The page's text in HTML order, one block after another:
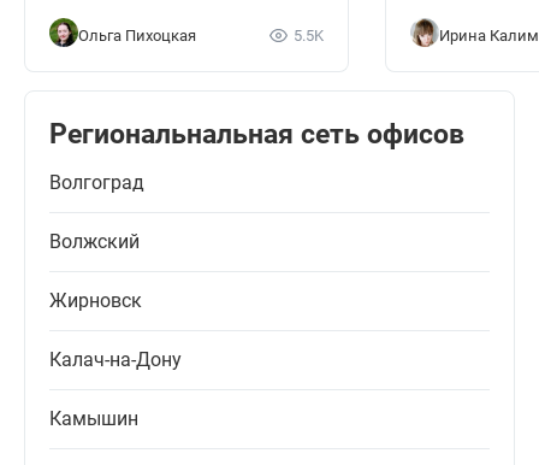
Ольга Пихоцкая 5.5K Ирина
Региональнальная сеть офисов
Волгоград
Волжский
Жирновск
Калач-на-Дону
Камышин